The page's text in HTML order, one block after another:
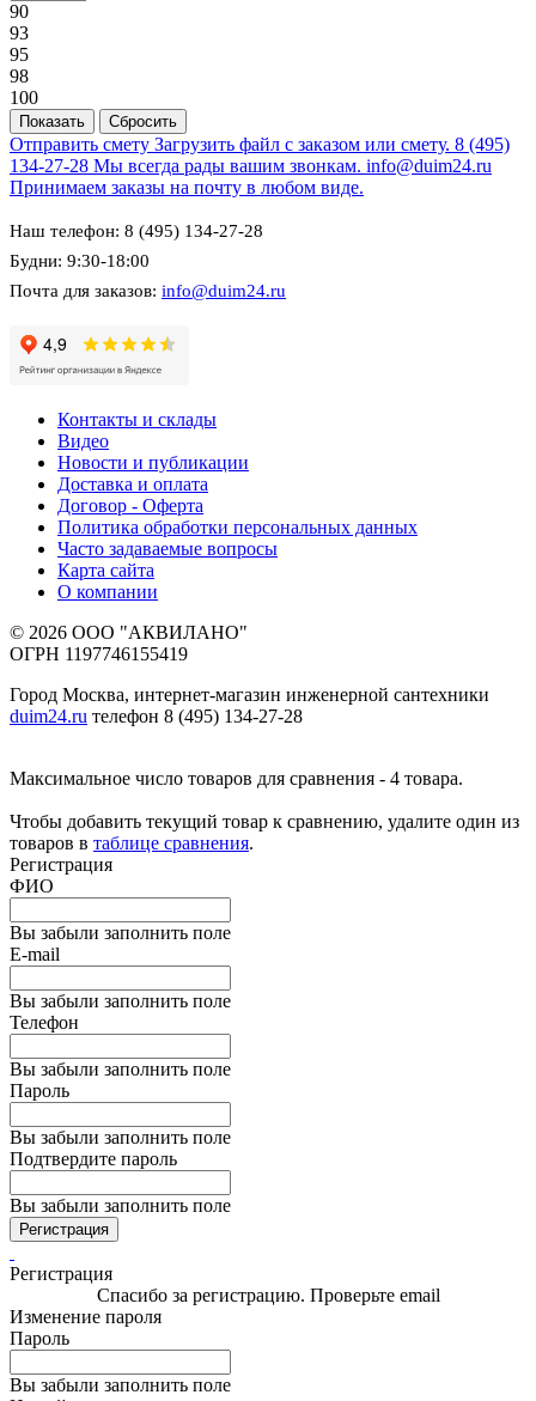
90
93
95
98
100
Отправить смету Загрузить файл с заказом или смету. 8 (495)
134-27-28 Мы всегда рады вашим звонкам. info@duim24.ru
Принимаем заказы на почту в любом виде.
Наш телефон: 8 (495) 134-27-28
Будни: 9:30-18:00
Почта для заказов: info@duim24.ru
Контакты и склады
Видео
Новости и публикации
Доставка и оплата
Договор - Оферта
Политика обработки персональных данных
Часто задаваемые вопросы
Карта сайта
О компании
© 2026 ООО "АКВИЛАНО"
ОГРН 1197746155419
Город Москва, интернет-магазин инженерной сантехники
duim24.ru телефон 8 (495) 134-27-28
Максимальное число товаров для сравнения - 4 товара.
Чтобы добавить текущий товар к сравнению, удалите один из
товаров в таблице сравнения.
Регистрация
ФИО
Вы забыли заполнить поле
E-mail
Вы забыли заполнить поле
Телефон
Вы забыли заполнить поле
Пароль
Вы забыли заполнить поле
Подтвердите пароль
Вы забыли заполнить поле
Регистрация
Регистрация
Спасибо за регистрацию. Проверьте email
Изменение пароля
Пароль
Вы забыли заполнить поле